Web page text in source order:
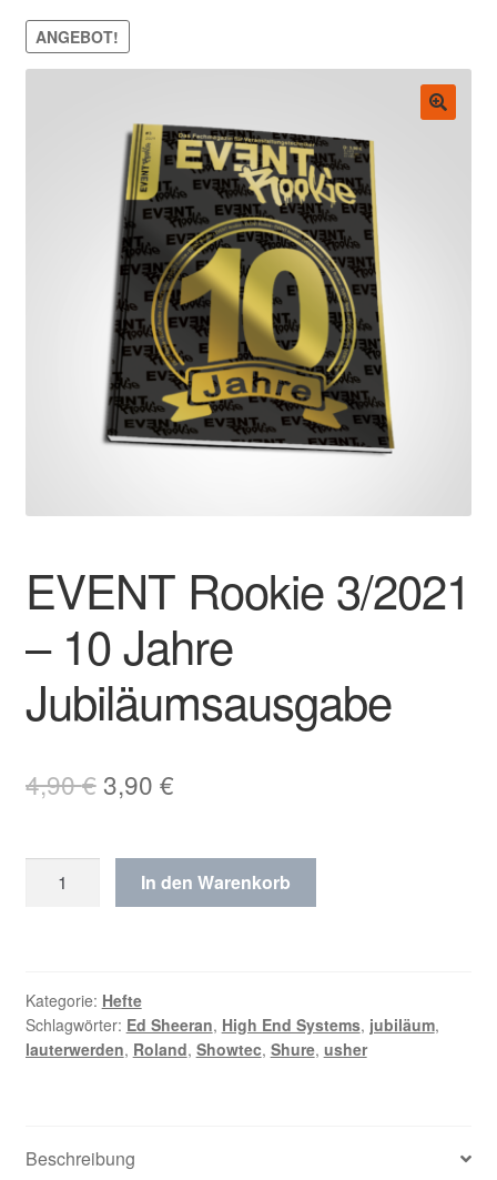
EVENT Rookie Artikel
ANGEBOT!
EVENT Rookie 3/2021
– 10 Jahre
Jubiläumsausgabe
4,90€ Ursprünglicher
war:
4,90 €
3,90 €Aktueller
ist:
3,90 €.
Rookie
Jahre
Jubiläumsausgabe
Menge
In den Warenkorb
Kategorie: Hefte
Schlagwörter: Ed Sheeran, High End Systems, jubiläum,
lauterwerden, Roland, Showtec, Shure, usher
Beschreibung